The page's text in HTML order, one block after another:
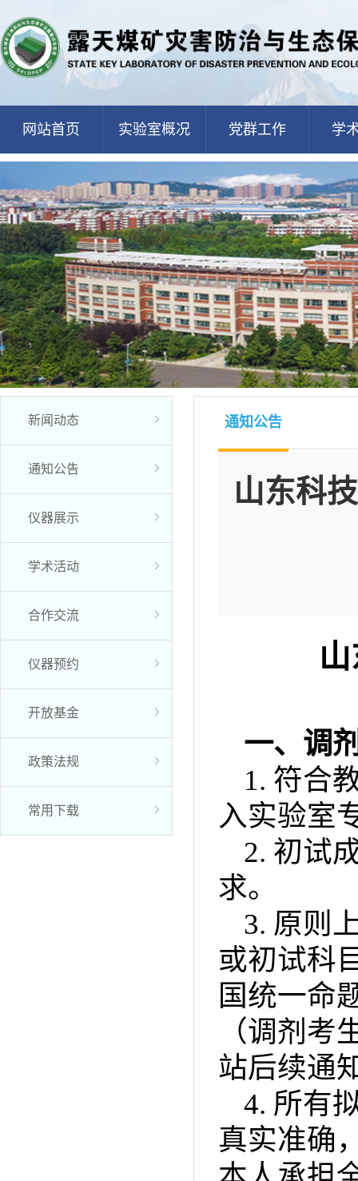
网站首页 实验室概况 党群工作 学
新闻动态
通知公告
仪器展示
学术活动
合作交流
仪器预约
开放基金
政策法规
常用下载
通知公告
山东科
一、调
1. 符合
入实验室
2. 初试
求。
3. 原则
或初试科
国统一命
（调剂
站后续通
4. 所有
真实准确